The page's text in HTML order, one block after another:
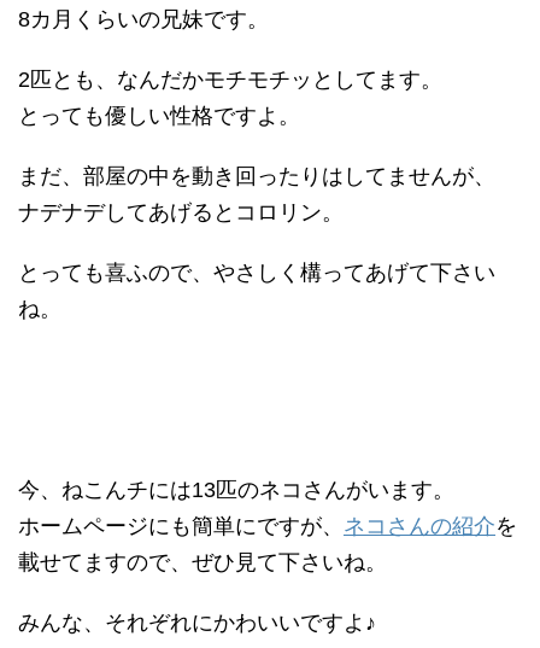
8カ月くらいの兄妹です。
2匹とも、なんだかモチモチッとしてます。
とっても優しい性格ですよ。
まだ、部屋の中を動き回ったりはしてませんが、
ナデナデしてあげるとコロリン。
とっても喜ふので、やさしく構ってあげて下さい
ね。
今、ねこんチには13匹のネコさんがいます。
ホームページにも簡単にですが、 ネコさんの紹介を
載せてますので、ぜひ見て下さいね。
みんな、それぞれにかわいいですよ♪